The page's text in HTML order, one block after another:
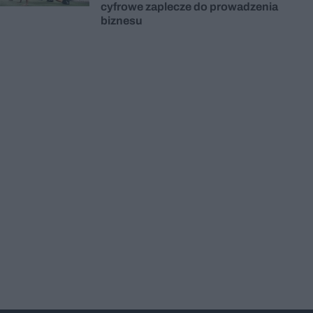
cyfrowe zaplecze do prowadzenia
biznesu